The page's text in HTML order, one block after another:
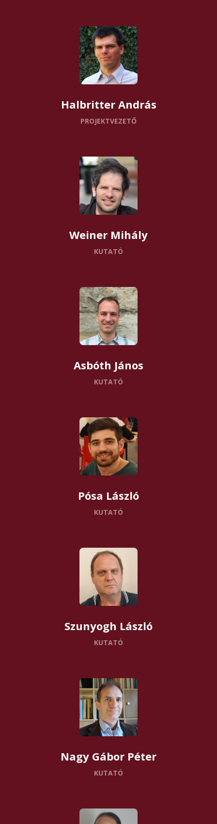
Halbritter András
PROJEKTVEZETŐ
Weiner Mihály
KUTATÓ
Asbóth János
KUTATÓ
Pósa László
KUTATÓ
Szunyogh László
KUTATÓ
Nagy Gábor Péter
KUTATÓ